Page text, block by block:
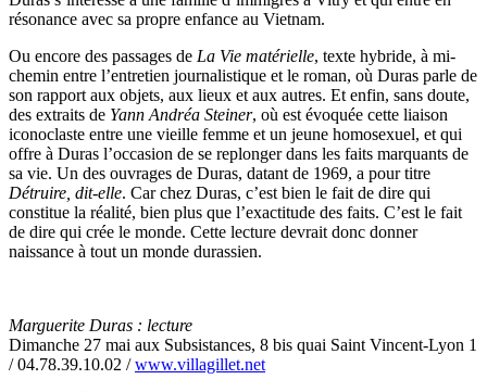
résonance avec sa propre enfance au Vietnam.
Ou encore des passages de La Vie matérielle, texte hybride, à mi-
chemin entre l’entretien journalistique et le roman, où Duras parle de
son rapport aux objets, aux lieux et aux autres. Et enfin, sans doute,
des extraits de Yann Andréa Steiner, où est évoquée cette liaison
iconoclaste entre une vieille femme et un jeune homosexuel, et qui
offre à Duras l’occasion de se replonger dans les faits marquants de
sa vie. Un des ouvrages de Duras, datant de 1969, a pour titre
Détruire, dit-elle. Car chez Duras, c’est bien le fait de dire qui
constitue la réalité, bien plus que l’exactitude des faits. C’est le fait
de dire qui crée le monde. Cette lecture devrait donc donner
naissance à tout un monde durassien.
Marguerite Duras : lecture
Dimanche 27 mai aux Subsistances, 8 bis quai Saint Vincent-Lyon 1
/ 04.78.39.10.02 /www.villagillet.net